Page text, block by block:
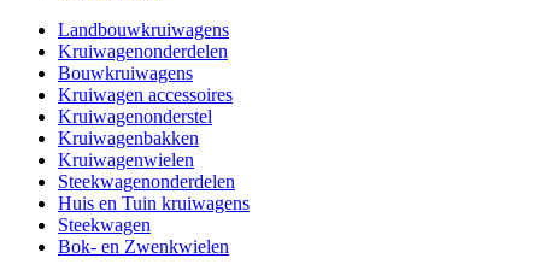
Landbouwkruiwagens
Kruiwagenonderdelen
Bouwkruiwagens
Kruiwagen accessoires
Kruiwagenonderstel
Kruiwagenbakken
Kruiwagenwielen
Steekwagenonderdelen
Huis en Tuin kruiwagens
Steekwagen
Bok- en Zwenkwielen